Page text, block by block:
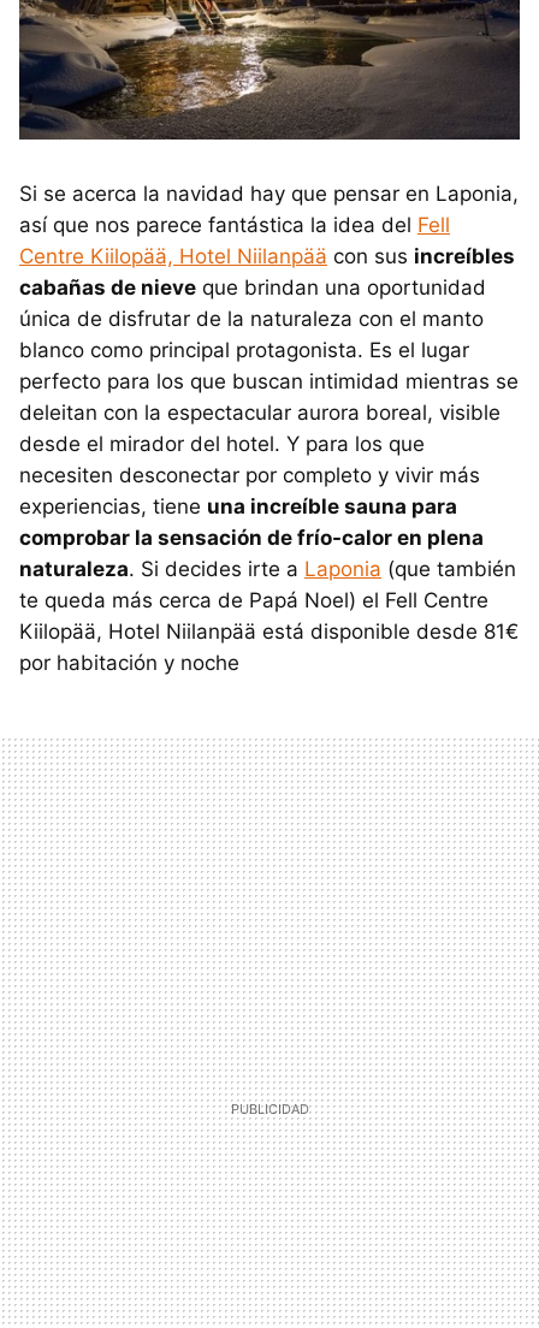
Si se acerca la navidad hay que pensar en Laponia,
así que nos parece fantástica la idea del Fell
Centre Kiilopää, Hotel Niilanpää con sus increíbles
cabañas de nieve que brindan una oportunidad
única de disfrutar de la naturaleza con el manto
blanco como principal protagonista. Es el lugar
perfecto para los que buscan intimidad mientras se
deleitan con la espectacular aurora boreal, visible
desde el mirador del hotel. Y para los que
necesiten desconectar por completo y vivir más
experiencias, tiene una increíble sauna para
comprobar la sensación de frío-calor en plena
naturaleza. Si decides irte a Laponia (que también
te queda más cerca de Papá Noel) el Fell Centre
Kiilopää, Hotel Niilanpää está disponible desde 81€
por habitación y noche